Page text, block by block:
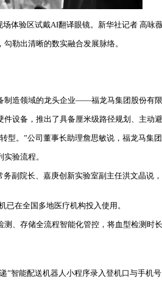
体验区试戴AI翻译眼镜。新华社记者 高咏
勒出清晰的数实融合发展脉络。
制造领域的龙头企业——福龙马集团股份有限
设备，推出了具备厘米级路径规划、主动
。”公司董事长助理詹思敏说，福龙马集
验流程。
副院长、嘉庚创新实验室副主任洪文晶
在全国多地医疗机构投入使用。
、存储全流程智能化管控，将血型检测时
智能配送机器人小程序录入登机口与手机